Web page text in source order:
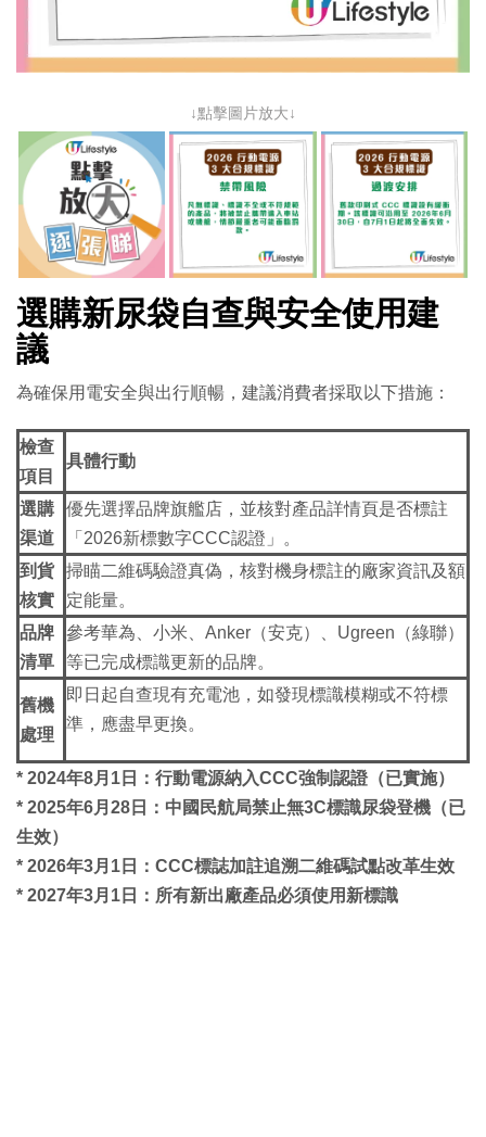
↓點擊圖片放大↓
選購新尿袋自查與安全使用建
議
為確保用電安全與出行順暢，建議消費者採取以下措施：
檢查
項目
具體行動
選購
渠道
優先選擇品牌旗艦店，並核對產品詳情頁是否標註
「2026新標數字CCC認證」。
到貨
核實
掃瞄二維碼驗證真偽，核對機身標註的廠家資訊及額
定能量。
品牌
清單
參考華為、小米、Anker（安克）、Ugreen（綠聯）
等已完成標識更新的品牌。
舊機
處理
即日起自查現有充電池，如發現標識模糊或不符標
準，應盡早更換。
* 2024年8月1日：行動電源納入CCC強制認證（已實施）
* 2025年6月28日：中國民航局禁止無3C標識尿袋登機（已
生效）
* 2026年3月1日：CCC標誌加註追溯二維碼試點改革生效
* 2027年3月1日：所有新出廠產品必須使用新標識